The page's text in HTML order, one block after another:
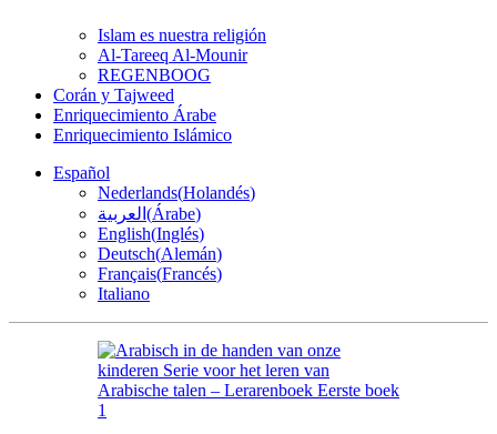
Islam es nuestra religión
Al-Tareeq Al-Mounir
REGENBOOG
Corán y Tajweed
Enriquecimiento Árabe
Enriquecimiento Islámico
Español
Nederlands(Holandés)
العربية (Árabe)
English(Inglés)
Deutsch(Alemán)
Français(Francés)
Italiano